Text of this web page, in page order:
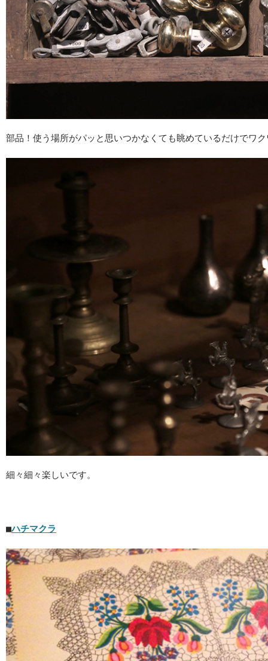
部品！使う場所がパッと思いつかなくても眺めているだけでワ
細々細々楽しいです。
■ハチマクラ